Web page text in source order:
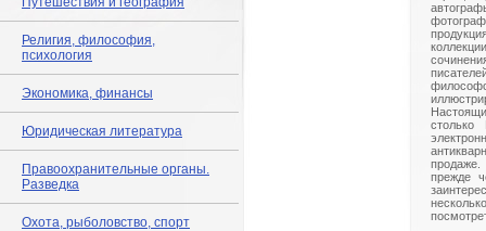
Религия, философия,
психология
Экономика, финансы
Юридическая литература
Правоохранительные органы.
Разведка
Охота, рыболовство, спорт
столько
прежде